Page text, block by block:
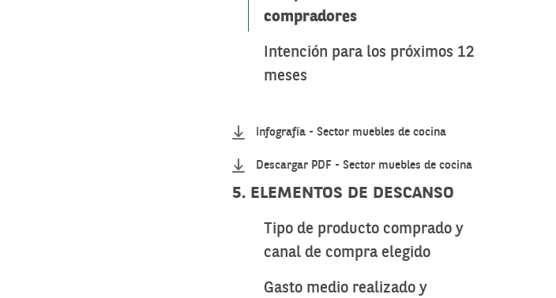
compradores
Intención para los próximos 12
meses
Infografía - Sector muebles de cocina
Descargar PDF - Sector muebles de cocina
5. ELEMENTOS DE DESCANSO
Tipo de producto comprado y
canal de compra elegido
Gasto medio realizado y